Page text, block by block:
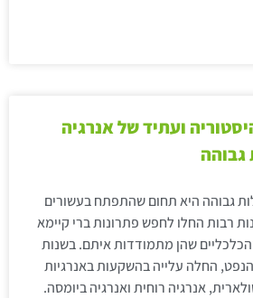
ועתיד של אנרגיה
גבוהה היא תחום שהתפתח בעשורים
רבות החלו לחפש פתרונות ברי קיימא
שהן מתמודדות איתם. בשנות
הנפט, החלה עלייה בהשקעות באנרגיות
אנרגיה רוחית ואנרגיה ביומסה.